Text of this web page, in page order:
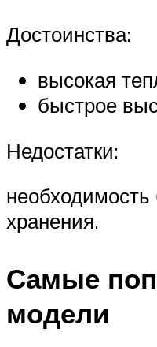
Достоинства:
высокая
быстрое
Недостатки:
необходимость
хранения.
Самые
модели